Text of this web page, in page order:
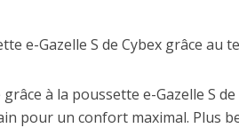
e-Gazelle S de Cybex grâce au
à la poussette e-Gazelle S
pour un confort maximal. Plus